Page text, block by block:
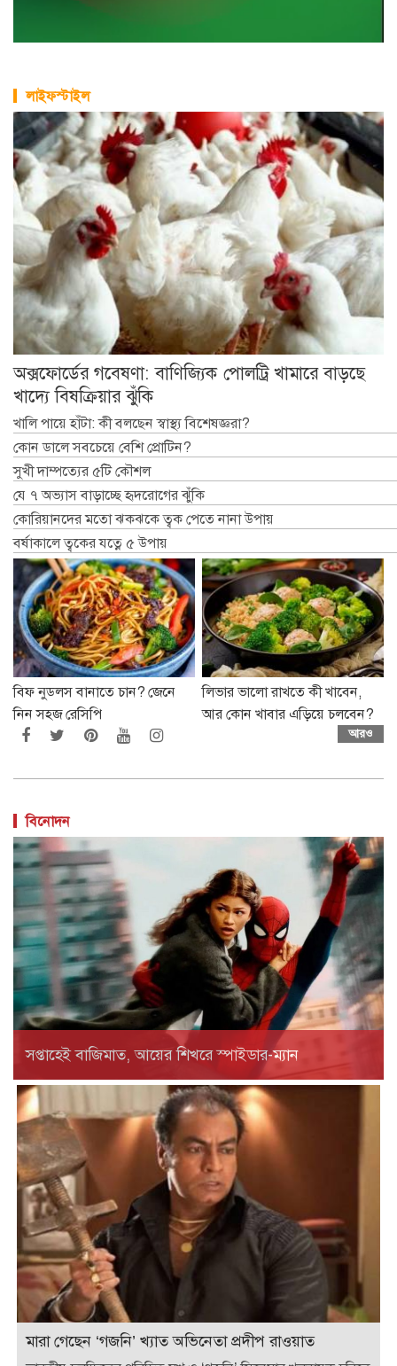
লাইফস্টাইল
অক্সফোর্ডের গবেষণা: বাণিজ্যিক পোলট্রি খামারে বাড়ছে
খাদ্যে বিষক্রিয়ার ঝুঁকি
খালি পায়ে হাঁটা: কী বলছেন স্বাস্থ্য বিশেষজ্ঞরা?
কোন ডালে সবচেয়ে বেশি প্রোটিন?
সুখী দাম্পত্যের ৫টি কৌশল
যে ৭ অভ্যাস বাড়াচ্ছে হৃদরোগের ঝুঁকি
কোরিয়ানদের মতো ঝকঝকে ত্বক পেতে নানা উপায়
বর্ষাকালে ত্বকের যত্নে ৫ উপায়
বিফ নুডলস বানাতে চান? জেনে
নিন সহজ রেসিপি
লিভার ভালো রাখতে কী খাবেন,
আর কোন খাবার এড়িয়ে চলবেন?
আরও
বিনোদন
সপ্তাহেই বাজিমাত, আয়ের শিখরে স্পাইডার-ম্যান
মারা গেছেন ‘গজনি’ খ্যাত অভিনেতা প্রদীপ রাওয়াত